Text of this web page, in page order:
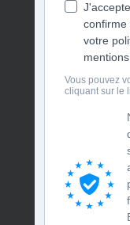
confirme
votre
Vous pouvez
cliquant sur le